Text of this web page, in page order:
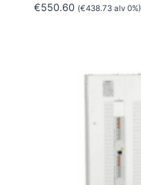
€550.60 (€438.73alv 0%)